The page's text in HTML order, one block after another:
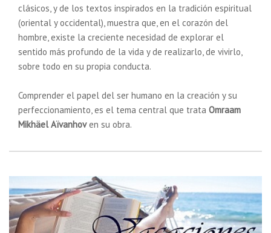
clásicos, y de los textos inspirados en la tradición espiritual
(oriental y occidental), muestra que, en el corazón del
hombre, existe la creciente necesidad de explorar el
sentido más profundo de la vida y de realizarlo, de vivirlo,
sobre todo en su propia conducta.
Comprender el papel del ser humano en la creación y su
perfeccionamiento, es el tema central que trata Omraam
Mikhäel Aïvanhoven su obra.